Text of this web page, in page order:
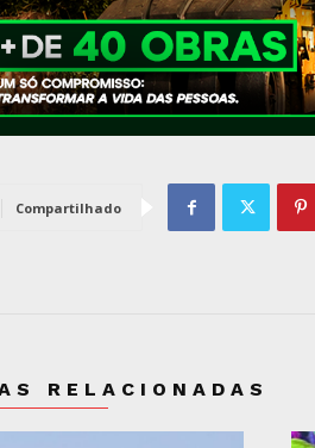
Compartilhado
RELACIONADAS